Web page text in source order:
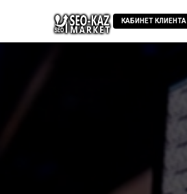
КАБИНЕТ КЛИЕНТА